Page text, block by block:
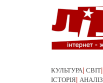
КУЛЬТУРА СВІТ
ІСТОРІЯ АНАЛІЗ